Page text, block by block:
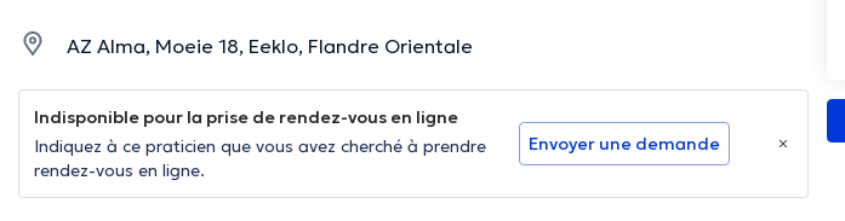
AZ Alma, Moeie 18, Eeklo, Flandre Orientale
Indisponible pour la prise de rendez-vous en ligne
Indiquez à ce praticien que vous avez cherché à prendre
rendez-vous en ligne.
Envoyer une demande